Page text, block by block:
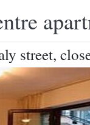
street,